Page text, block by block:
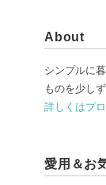
About
シンプルに
ものを少し
詳しくはプ
愛用＆お